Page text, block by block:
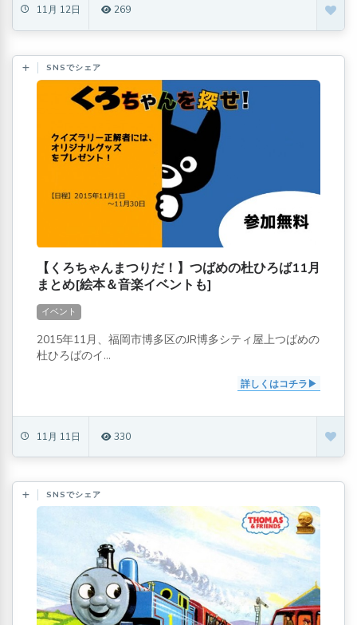
11月 12日 269
SNSでシェア
【くろちゃんまつりだ！】つばめの杜ひろば11月
まとめ[絵本＆音楽イベントも]
イベント
2015年11月、福岡市博多区のJR博多シティ屋上つばめの
杜ひろばのイ...
詳しくはコチラ
11月 11日 330
SNSでシェア